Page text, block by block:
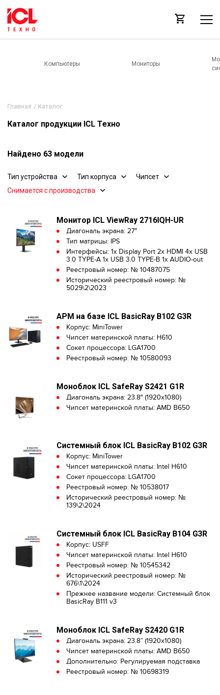
Компьютеры Мониторы
Главная / Каталог
Каталог продукции ICL Техно
Найдено 63 модели
Тип устройства Тип корпуса
Чипсет
Снимается с производства
Монитор ICL ViewRay 2716IQH-UR
Диагональ экрана: 27″
Тип матрицы: IPS
Интерфейсы: 1x Display Port 2х HDMI 4х USB
3.0 TYPE-A 1х USB 3.0 TYPE-B 1x AUDIO-out
Реестровый номер: № 10487075
Исторический реестровый номер: №
5029\2\2023
АРМ на базе ICL BasicRay B102 G3R
Корпус: MiniTower
Чипсет материнской платы: H610
Сокет процессора: LGA1700
Реестровый номер: № 10580093
Моноблок ICL SafeRay S2421 G1R
Диагональ экрана: 23.8″ (1920х1080)
Чипсет материнской платы: AMD B650
Системный блок ICL BasicRay B102 G3R
Корпус: MiniTower
Чипсет материнской платы: Intel H610
Сокет процессора: LGA1700
Реестровый номер: № 10538017
Исторический реестровый номер: №
139\2\2024
Системный блок ICL BasicRay B104 G3R
Корпус: USFF
Чипсет материнской платы: Intel H610
Реестровый номер: № 10545342
Исторический реестровый номер: №
676\1\2024
Прежнее название модели: Системный блок
BasicRay B111 v3
Моноблок ICL SafeRay S2420 G1R
Диагональ экрана: 23.8” (1920x1080)
Чипсет материнской платы: AMD B650
Дополнительно: Регулируемая подставка
Реестровый номер: № 10698319